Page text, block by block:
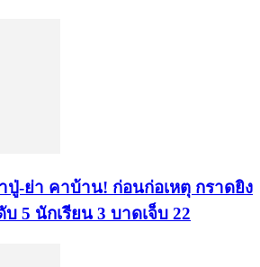
-ย่า คาบ้าน! ก่อนก่อเหตุ กราดยิง
5 นักเรียน 3 บาดเจ็บ 22